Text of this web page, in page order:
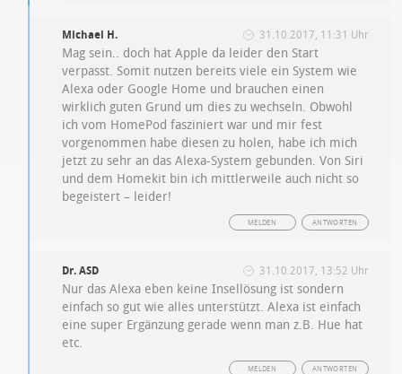
Michael H. 31.10.2017, 11:31 Uhr
Mag sein.. doch hat Apple da leider den Start
verpasst. Somit nutzen bereits viele ein System wie
Alexa oder Google Home und brauchen einen
wirklich guten Grund um dies zu wechseln. Obwohl
ich vom HomePod fasziniert war und mir fest
vorgenommen habe diesen zu holen, habe ich mich
jetzt zu sehr an das Alexa-System gebunden. Von Siri
und dem Homekit bin ich mittlerweile auch nicht so
begeistert – leider!
ANTWORTEN
MELDEN
Dr. ASD 31.10.2017, 13:52 Uhr
Nur das Alexa eben keine Insellösung ist sondern
einfach so gut wie alles unterstützt. Alexa ist einfach
eine super Ergänzung gerade wenn man z.B. Hue hat
etc.
ANTWORTEN
MELDEN